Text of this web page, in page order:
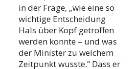
in der Frage, „wie eine so
wichtige Entscheidung
Hals über Kopf getroffen
werden konnte – und was
der Minister zu welchem
Zeitpunkt wusste.“ Dass er